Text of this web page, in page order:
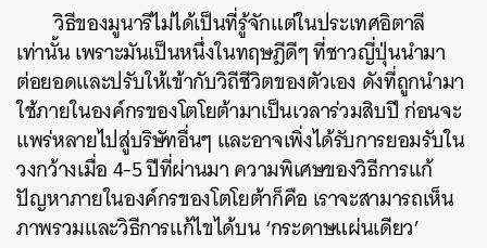
วิธีของมูนารีไม่ได้เป็นที่รู้จักแต่ในประเทศอิตาลี
เท่านั้น เพราะมันเป็นหนึ่งในทฤษฎีดีๆ ที่ชาวญี่ปุ่นนำมา
ต่อยอดและปรับให้เข้ากับวิถีชีวิตของตัวเอง ดังที่ถูกนำมา
ใช้ภายในองค์กรของโตโยต้ามาเป็นเวลาร่วมสิบปี ก่อนจะ
แพร่หลายไปสู่บริษัทอื่นๆ และอาจเพิ่งได้รับการยอมรับใน
วงกว้างเมื่อ 4-5 ปีที่ผ่านมา ความพิเศษของวิธีการแก้
ปัญหาภายในองค์กรของโตโยต้าก็คือ เราจะสามารถเห็น
ภาพรวมและวิธีการแก้ไขได้บน ‘กระดาษแผ่นเดียว’